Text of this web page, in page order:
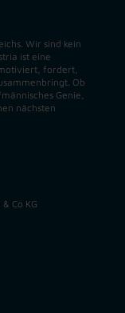
Wir sind kein
ist eine
fordert,
Ob
Genie,
nächsten
Co KG